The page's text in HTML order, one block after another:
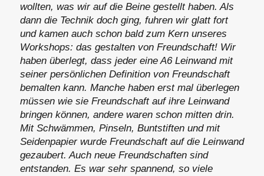
wollten, was wir auf die Beine gestellt haben. Als
dann die Technik doch ging, fuhren wir glatt fort
und kamen auch schon bald zum Kern unseres
Workshops: das gestalten von Freundschaft! Wir
haben überlegt, dass jeder eine A6 Leinwand mit
seiner persönlichen Definition von Freundschaft
bemalten kann. Manche haben erst mal überlegen
müssen wie sie Freundschaft auf ihre Leinwand
bringen können, andere waren schon mitten drin.
Mit Schwämmen, Pinseln, Buntstiften und mit
Seidenpapier wurde Freundschaft auf die Leinwand
gezaubert. Auch neue Freundschaften sind
entstanden. Es war sehr spannend, so viele